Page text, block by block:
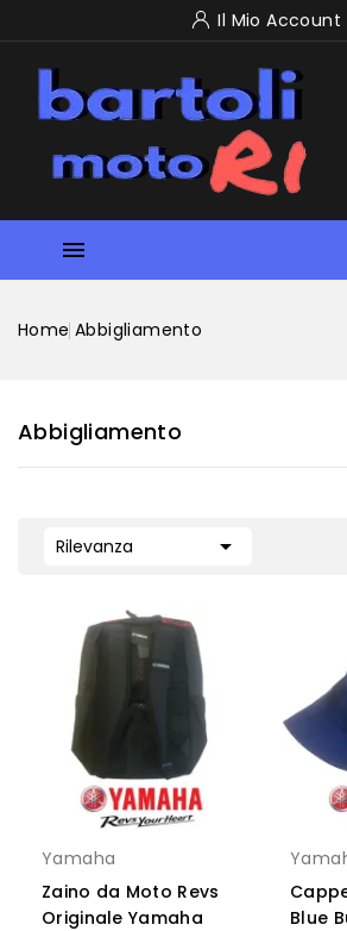
Il Mio Account

Home Abbigliamento
Abbigliamento
Rilevanza 
Yamaha
Zaino da Moto Revs
Originale Yamaha
Blue